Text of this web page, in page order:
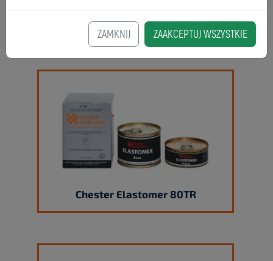
Chester Elastomer 75F, 75T
Chester Elastomer 80TR
ZAMKNIJ ZAAKCEPTUJ WSZYSTKIE